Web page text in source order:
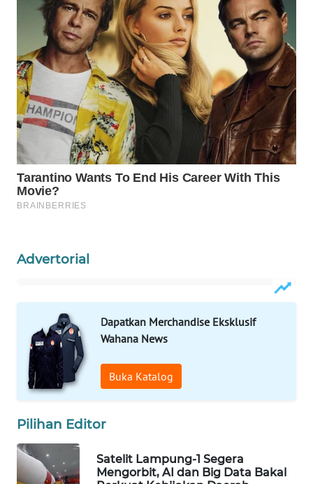
Advertorial
Dapatkan Merchandise Eksklusif
Wahana News
Buka Katalog
Pilihan Editor
Satelit Lampung-1 Segera
Mengorbit, AI dan Big Data Bakal
WAHANANEWS
ID
WAHANANEWS
CO ID
WAHANANEWS
NET
WAHANA
SPORT
WAHANA
WAHANA
PERSONA
WAHANA
OTOMOTIF
WAHANA
WAHANA